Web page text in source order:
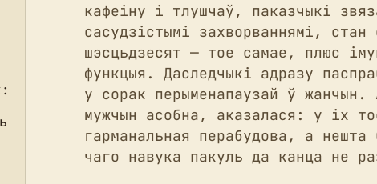
кафеіну і тлушчаў, паказчыкі
сасудзістымі захворваннямі,
шэсцьдзесят — тое самае, плюс
функцыя. Даследчыкі адразу
у сорак перыменапаузай ў жанчын.
мужчын асобна, аказалася: у іх
гарманальная перабудова, а нешта
чаго навука пакуль да канца не